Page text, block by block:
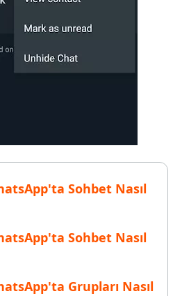
Sohbet Nasıl
Sohbet Nasıl
Grupları Nasıl